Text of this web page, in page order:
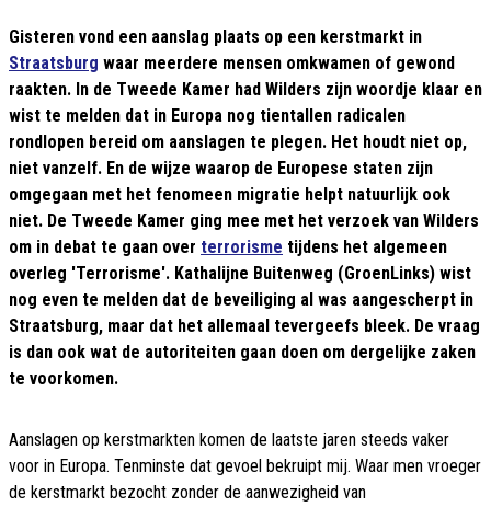
Gisteren vond een aanslag plaats op een kerstmarkt in
Straatsburg waar meerdere mensen omkwamen of gewond
raakten. In de Tweede Kamer had Wilders zijn woordje klaar en
wist te melden dat in Europa nog tientallen radicalen
rondlopen bereid om aanslagen te plegen. Het houdt niet op,
niet vanzelf. En de wijze waarop de Europese staten zijn
omgegaan met het fenomeen migratie helpt natuurlijk ook
niet. De Tweede Kamer ging mee met het verzoek van Wilders
om in debat te gaan over terrorisme tijdens het algemeen
overleg 'Terrorisme'. Kathalijne Buitenweg (GroenLinks) wist
nog even te melden dat de beveiliging al was aangescherpt in
Straatsburg, maar dat het allemaal tevergeefs bleek. De vraag
is dan ook wat de autoriteiten gaan doen om dergelijke zaken
te voorkomen.
Aanslagen op kerstmarkten komen de laatste jaren steeds vaker
voor in Europa. Tenminste dat gevoel bekruipt mij. Waar men vroeger
de kerstmarkt bezocht zonder de aanwezigheid van